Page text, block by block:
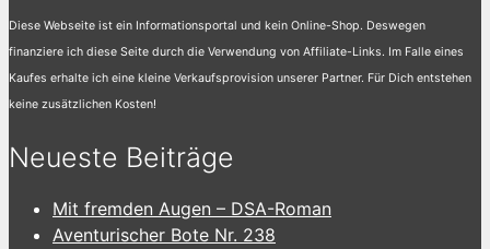
Diese Webseite ist ein Informationsportal und kein Online-Shop. Deswegen
finanziere ich diese Seite durch die Verwendung von Affiliate-Links. Im Falle eines
Kaufes erhalte ich eine kleine Verkaufsprovision unserer Partner. Für Dich entstehen
keine zusätzlichen Kosten!
Neueste Beiträge
Mit fremden Augen – DSA-Roman
Aventurischer Bote Nr. 238